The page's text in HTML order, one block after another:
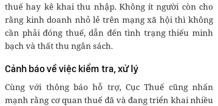
thuế hay kê khai thu nhập. Không ít người còn cho
rằng kinh doanh nhỏ lẻ trên mạng xã hội thì không
cần phải đóng thuế, dẫn đến tình trạng thiếu minh
bạch và thất thu ngân sách.
Cảnh báo về việc kiểm tra, xử lý
Cùng với thông báo hỗ trợ, Cục Thuế cũng nhấn
mạnh rằng cơ quan thuế đã và đang triển khai nhiều